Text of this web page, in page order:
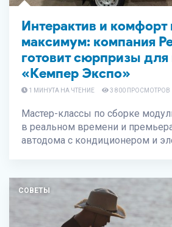
Интерактив и комфорт
максимум: компания
готовит сюрпризы для
«Кемпер Экспо»
1 МИНУТА НА ЧТЕНИЕ 3 800 ПРОСМОТРОВ
Мастер-классы по сборке
в реальном времени и
автодома с кондиционером и
СОВЕТЫ